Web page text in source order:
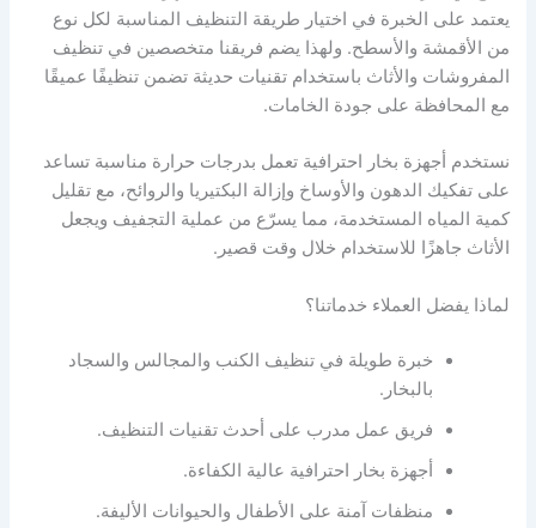
يعتمد على الخبرة في اختيار طريقة التنظيف المناسبة لكل نوع
من الأقمشة والأسطح. ولهذا يضم فريقنا متخصصين في تنظيف
المفروشات والأثاث باستخدام تقنيات حديثة تضمن تنظيفًا عميقًا
مع المحافظة على جودة الخامات.
نستخدم أجهزة بخار احترافية تعمل بدرجات حرارة مناسبة تساعد
على تفكيك الدهون والأوساخ وإزالة البكتيريا والروائح، مع تقليل
كمية المياه المستخدمة، مما يسرّع من عملية التجفيف ويجعل
الأثاث جاهزًا للاستخدام خلال وقت قصير.
لماذا يفضل العملاء خدماتنا؟
خبرة طويلة في تنظيف الكنب والمجالس والسجاد
بالبخار.
فريق عمل مدرب على أحدث تقنيات التنظيف.
أجهزة بخار احترافية عالية الكفاءة.
منظفات آمنة على الأطفال والحيوانات الأليفة.